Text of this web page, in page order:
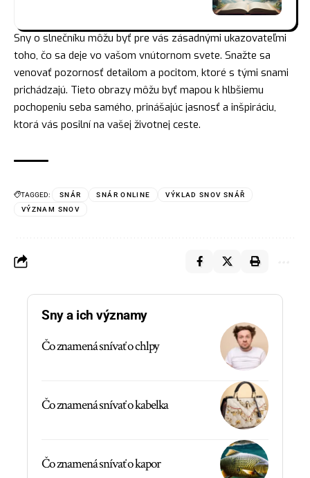
Sny o slnečníku môžu byť pre vás zásadnými ukazovateľmi
toho, čo sa deje vo vašom vnútornom svete. Snažte sa
venovať pozornosť detailom a pocitom, ktoré s tými snami
prichádzajú. Tieto obrazy môžu byť mapou k hlbšiemu
pochopeniu seba samého, prinášajúc jasnosť a inšpiráciu,
ktorá vás posilní na vašej životnej ceste.
TAGGED: SNÁR SNÁR ONLINE
VÝKLAD SNOV SNÁŘ
VÝZNAM SNOV
Sny a ich významy
Čo znamená snívať o chlpy
Čo znamená snívať o kabelka
Čo znamená snívať o kapor